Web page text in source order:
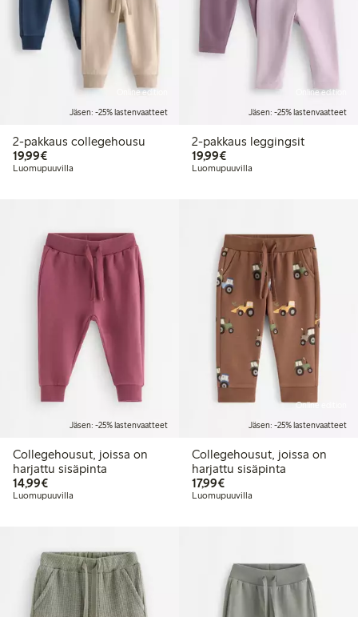
Online edition
Jäsen: -25% lastenvaatteet
2-pakkaus collegehousu
19,99€19,99 €
Luomupuuvilla
Online edition
Jäsen: -25% lastenvaatteet
2-pakkaus leggingsit
19,99€19,99 €
Luomupuuvilla
Jäsen: -25% lastenvaatteet
Collegehousut, joissa on
harjattu sisäpinta
14,99€14,99 €
Luomupuuvilla
Online edition
Jäsen: -25% lastenvaatteet
Collegehousut, joissa on
harjattu sisäpinta
17,99€17,99 €
Luomupuuvilla